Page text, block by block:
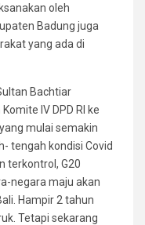
oleh
Badung juga
yang ada di
Bachtiar
IV DPD RI ke
mulai semakin
tengah kondisi Covid
terkontrol, G20
negara maju akan
Hampir 2 tahun
Tetapi sekarang